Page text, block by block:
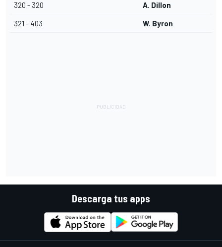
320 - 320 A. Dillon
321 - 403 W. Byron
Descarga tus apps